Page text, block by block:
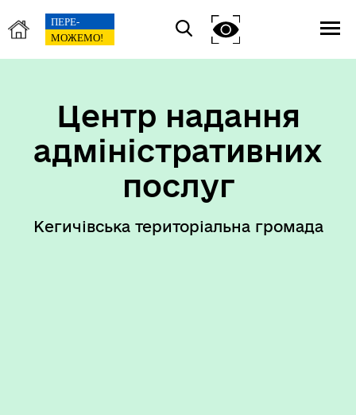
Центр надання
адміністративних
послуг
Кегичівська територіальна громада